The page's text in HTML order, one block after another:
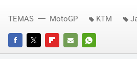
FACEBOOKTWITTERFLIPBOARD
E-
WHATSAPP
TEMAS MotoGP KTM